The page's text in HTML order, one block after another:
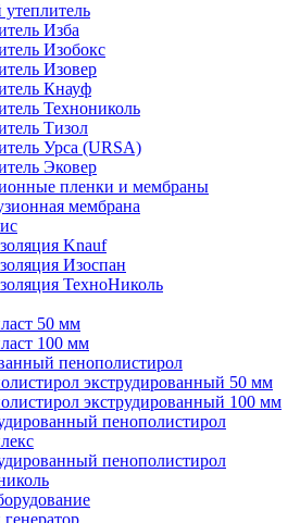
утеплитель
Изба
Изобокс
Изовер
Кнауф
Технониколь
Тизол
Урса (URSA)
Эковер
пленки и мембраны
мембрана
Knauf
Изоспан
ТехноНиколь
50 мм
100 мм
пенополистирол
экструдированный 50 мм
экструдированный 100 мм
пенополистирол
пенополистирол